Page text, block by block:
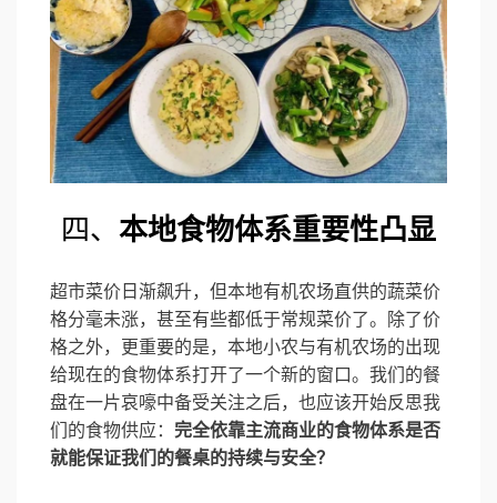
四、 本地食物体系重要性凸显
超市菜价日渐飙升，但本地有机农场直供的蔬菜价
格分毫未涨，甚至有些都低于常规菜价了。除了价
格之外，更重要的是，本地小农与有机农场的出现
给现在的食物体系打开了一个新的窗口。我们的餐
盘在一片哀嚎中备受关注之后，也应该开始反思我
们的食物供应： 完全依靠主流商业的食物体系是否
就能保证我们的餐桌的持续与安全？